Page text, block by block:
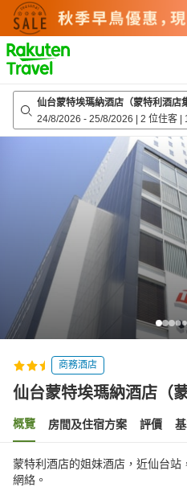
to
top
page
仙台蒙特埃瑪納酒店（蒙特利酒店
24/8/2026 - 25/8/2026 | 2 位住客 |
商務酒店
仙台蒙特埃瑪納酒店（
概覽 房間及住宿方案 評價
蒙特利酒店的姐妹酒店，近仙台站
網絡。